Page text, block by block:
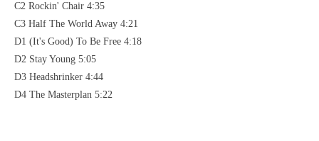
C2 Rockin' Chair 4:35
C3 Half The World Away 4:21
D1 (It's Good) To Be Free 4:18
D2 Stay Young 5:05
D3 Headshrinker 4:44
D4 The Masterplan 5:22